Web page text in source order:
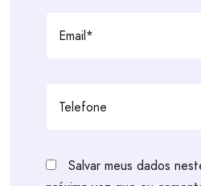
Salvar meus dados